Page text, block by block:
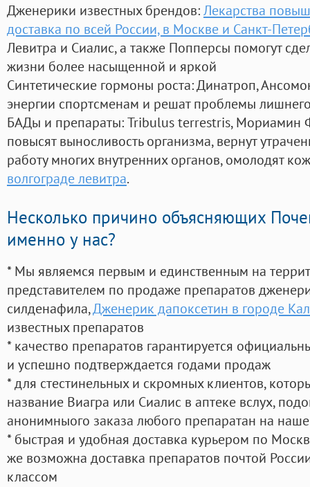
Дженерики известных брендов:Лекарства
доставка по всей России, в Москве и Санкт-
Левитра и Сиалис, а также Попперсы помогут
жизни более насыщенной и яркой
Синтетические гормоны роста: Динатроп,
энергии спортсменам и решат проблемы
БАДы и препараты:Tribulus terrestris, Мориамин
повысят выносливость организма, вернут
работу многих внутренних органов, омолодят
волгограде левитра.
Несколько причино объясняющих
именно у нас?
* Мы являемся первым и единственным на
представителем по продаже препаратов
силденафила,Дженерик дапоксетин в городе
известных препаратов
* качество препаратов гарантируется
и успешно подтверждается годами продаж
* для стестинельных и скромных клиентов,
название Виагра или Сиалис в аптеке вслух,
анонимныого заказа любого препаратан на
* быстрая и удобная доставка курьером по
же возможна доставка препаратов почтой
классом